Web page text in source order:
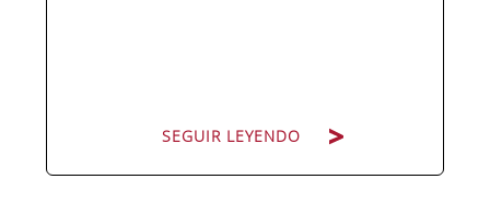
SEGUIR LEYENDO